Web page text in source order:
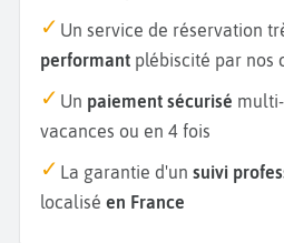
Un service de réservation
performant plébiscité par nos
Un paiement sécurisé
vacances ou en 4 fois
La garantie d'un suivi
localisé en France